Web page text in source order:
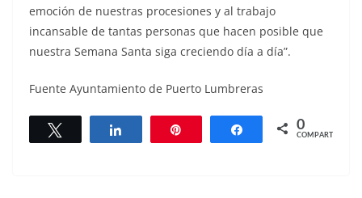
emoción de nuestras procesiones y al trabajo
incansable de tantas personas que hacen posible que
nuestra Semana Santa siga creciendo día a día”.
Fuente Ayuntamiento de Puerto Lumbreras
Twittear Compartir Compartir
0
COMPARTIR